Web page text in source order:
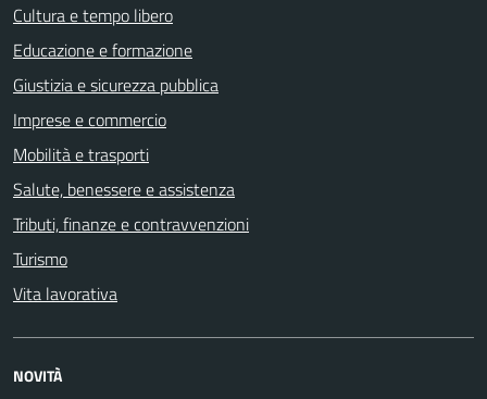
Cultura e tempo libero
Educazione e formazione
Giustizia e sicurezza pubblica
Imprese e commercio
Mobilità e trasporti
Salute, benessere e assistenza
Tributi, finanze e contravvenzioni
Turismo
Vita lavorativa
NOVITÀ